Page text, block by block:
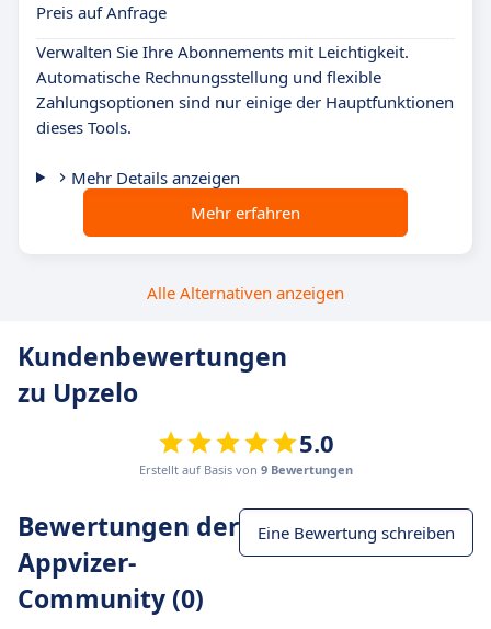
Preis auf Anfrage
Verwalten Sie Ihre Abonnements mit Leichtigkeit.
Automatische Rechnungsstellung und flexible
Zahlungsoptionen sind nur einige der Hauptfunktionen
dieses Tools.
Mehr Details anzeigen
Mehr erfahren
Alle Alternativen anzeigen
Kundenbewertungen
zu Upzelo
5.0
Erstellt auf Basis von 9 Bewertungen
Bewertungen der
Appvizer-
Community (0)
Eine Bewertung schreiben